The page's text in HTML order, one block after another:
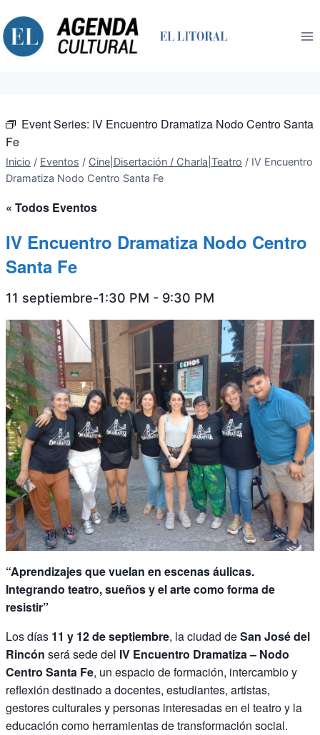
al
contenido
Event Series: IV Encuentro Dramatiza Nodo Centro Santa
Fe
Inicio / Eventos / Cine|Disertación / Charla|Teatro / IV Encuentro
Dramatiza Nodo Centro Santa Fe
« Todos Eventos
IV Encuentro Dramatiza Nodo Centro
Santa Fe
11 septiembre-1:30 PM - 9:30 PM
“Aprendizajes que vuelan en escenas áulicas.
Integrando teatro, sueños y el arte como forma de
resistir”
Los días 11 y 12 de septiembre, la ciudad deSan José del
Rincón será sede del IV Encuentro Dramatiza – Nodo
Centro Santa Fe, un espacio de formación, intercambio y
reflexión destinado a docentes, estudiantes, artistas,
gestores culturales y personas interesadas en el teatro y la
educación como herramientas de transformación social.